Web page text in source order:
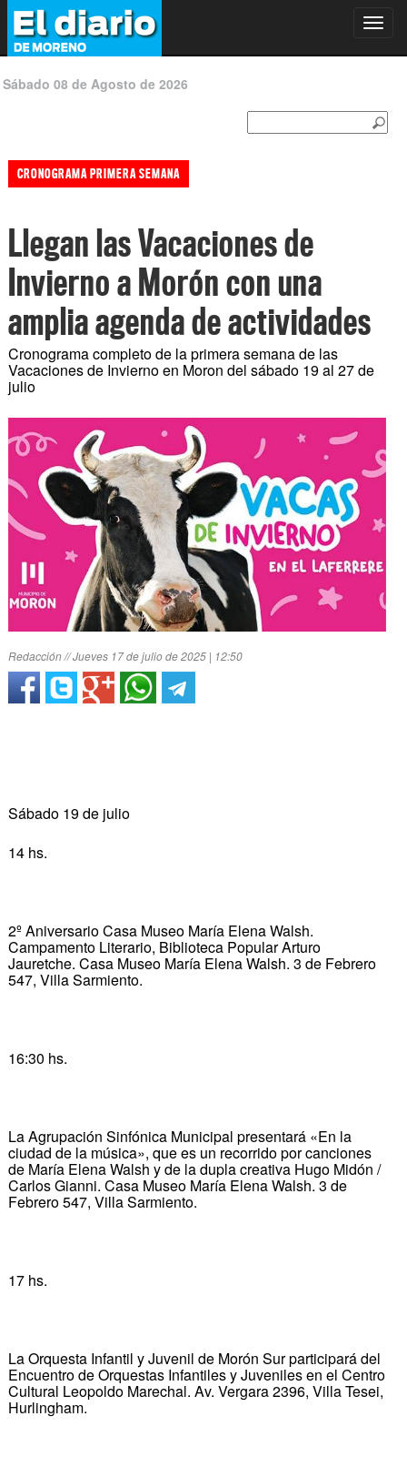
Sábado 08 de Agosto de 2026
CRONOGRAMA PRIMERA SEMANA
Llegan las Vacaciones de
Invierno a Morón con una
amplia agenda de actividades
Cronograma completo de la primera semana de las
Vacaciones de Invierno en Moron del sábado 19 al 27 de
julio
Redacción // Jueves 17 de julio de 2025 | 12:50
Sábado 19 de julio
14 hs.
2º Aniversario Casa Museo María Elena Walsh.
Campamento Literario, Biblioteca Popular Arturo
Jauretche. Casa Museo María Elena Walsh. 3 de Febrero
547, Villa Sarmiento.
16:30 hs.
La Agrupación Sinfónica Municipal presentará «En la
ciudad de la música», que es un recorrido por canciones
de María Elena Walsh y de la dupla creativa Hugo Midón /
Carlos Gianni. Casa Museo María Elena Walsh. 3 de
Febrero 547, Villa Sarmiento.
17 hs.
La Orquesta Infantil y Juvenil de Morón Sur participará del
Encuentro de Orquestas Infantiles y Juveniles en el Centro
Cultural Leopoldo Marechal. Av. Vergara 2396, Villa Tesei,
Hurlingham.